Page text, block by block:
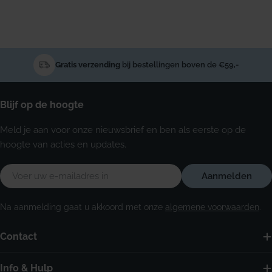
Gratis verzending bij bestellingen boven de €59,-
Contact
Info & Hulp
Blijf op de hoogte
Meld je aan voor onze nieuwsbrief en ben als eerste op de
hoogte van acties en updates.
E-
mail
Aanmelden
Na aanmelding gaat u akkoord met onze algemene voorwaarden